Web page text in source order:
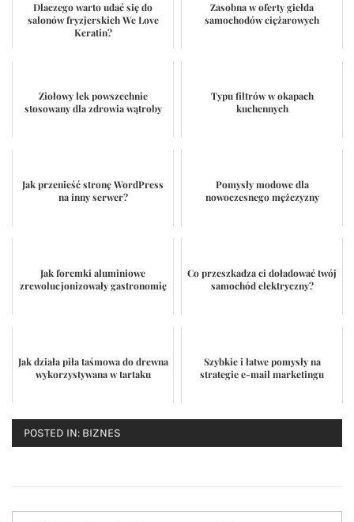
Dlaczego warto udać się do
salonów fryzjerskich We Love
Keratin?
Zasobna w oferty giełda
samochodów ciężarowych
Ziołowy lek powszechnie
stosowany dla zdrowia wątroby
Typu filtrów w okapach
kuchennych
Jak przenieść stronę WordPress
na inny serwer?
Pomysły modowe dla
nowoczesnego mężczyzny
Jak foremki aluminiowe
zrewolucjonizowały gastronomię
Co przeszkadza ci doładować twój
samochód elektryczny?
Jak działa piła taśmowa do drewna
wykorzystywana w tartaku
Szybkie i łatwe pomysły na
strategie e-mail marketingu
POSTED IN: BIZNES